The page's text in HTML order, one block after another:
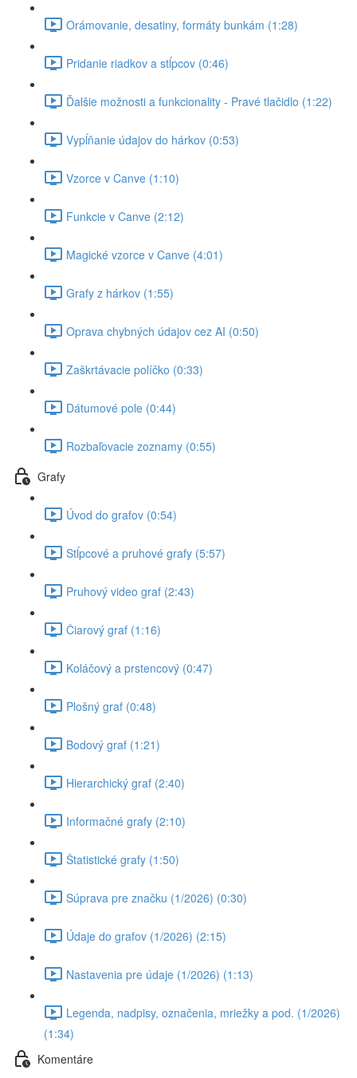
Orámovanie, desatiny, formáty bunkám (1:28)
Pridanie riadkov a stĺpcov (0:46)
Ďalšie možnosti a funkcionality - Pravé tlačidlo (1:22)
Vypĺňanie údajov do hárkov (0:53)
Vzorce v Canve (1:10)
Funkcie v Canve (2:12)
Magické vzorce v Canve (4:01)
Grafy z hárkov (1:55)
Oprava chybných údajov cez AI (0:50)
Zaškrtávacie políčko (0:33)
Dátumové pole (0:44)
Rozbaľovacie zoznamy (0:55)
Grafy
Úvod do grafov (0:54)
Stĺpcové a pruhové grafy (5:57)
Pruhový video graf (2:43)
Čiarový graf (1:16)
Koláčový a prstencový (0:47)
Plošný graf (0:48)
Bodový graf (1:21)
Hierarchický graf (2:40)
Informačné grafy (2:10)
Štatistické grafy (1:50)
Súprava pre značku (1/2026) (0:30)
Údaje do grafov (1/2026) (2:15)
Nastavenia pre údaje (1/2026) (1:13)
Legenda, nadpisy, označenia, mriežky a pod. (1/2026)
(1:34)
Komentáre